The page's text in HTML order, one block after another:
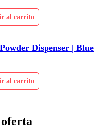
al carrito
Dispenser | Blue
al carrito